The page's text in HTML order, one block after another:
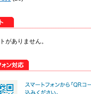
がありません。